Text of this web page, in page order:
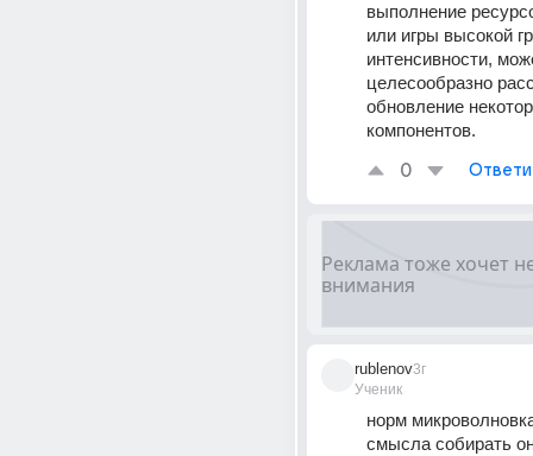
выполнение
или игры высокой
интенсивности,
целесообразно
обновление
компонентов.
0
rublenov
Ученик
3г
норм
смысла собирать